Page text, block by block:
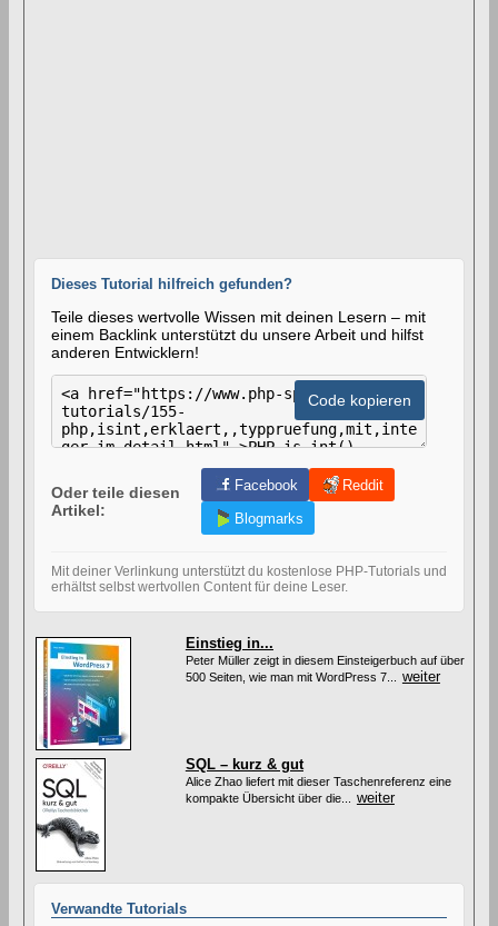
Dieses Tutorial hilfreich gefunden?
Teile dieses wertvolle Wissen mit deinen Lesern – mit
einem Backlink unterstützt du unsere Arbeit und hilfst
anderen Entwicklern!
H
-
d
e
m
V
r
i
n
k
e
n
i
e
s
e
s
A
i
k
e
Code kopieren
Oder teile diesen
Artikel:
Facebook
Reddit
Blogmarks
Mit deiner Verlinkung unterstützt du kostenlose PHP-Tutorials und
erhältst selbst wertvollen Content für deine Leser.
Einstieg in...
Peter Müller zeigt in diesem Einsteigerbuch auf über
500 Seiten, wie man mit WordPress 7... weiter
SQL – kurz & gut
Alice Zhao liefert mit dieser Taschenreferenz eine
kompakte Übersicht über die... weiter
Verwandte Tutorials